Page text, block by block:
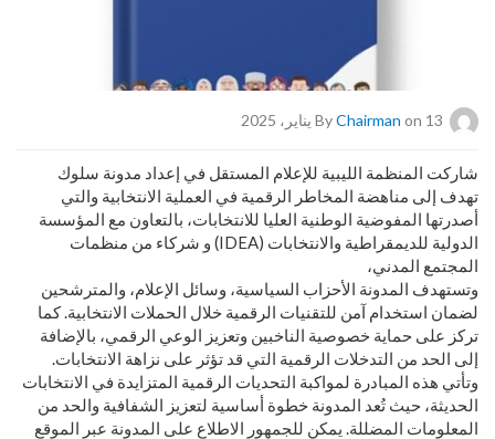
ByChairman on 13 يناير، 2025
شاركت المنظمة الليبية للإعلام المستقل في إعداد مدونة سلوك
تهدف إلى مناهضة المخاطر الرقمية في العملية الانتخابية والتي
أصدرتها المفوضية الوطنية العليا للانتخابات، بالتعاون مع المؤسسة
الدولية للديمقراطية والانتخابات (IDEA) و شركاء من منظمات
المجتمع المدني،
وتستهدف المدونة الأحزاب السياسية، وسائل الإعلام، والمترشحين
لضمان استخدام آمن للتقنيات الرقمية خلال الحملات الانتخابية. كما
تركز على حماية خصوصية الناخبين وتعزيز الوعي الرقمي، بالإضافة
إلى الحد من التدخلات الرقمية التي قد تؤثر على نزاهة الانتخابات.
وتأتي هذه المبادرة لمواكبة التحديات الرقمية المتزايدة في الانتخابات
الحديثة، حيث تُعد المدونة خطوة أساسية لتعزيز الشفافية والحد من
المعلومات المضللة. يمكن للجمهور الاطلاع على المدونة عبر الموقع